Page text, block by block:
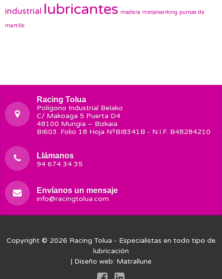
industrial lubricantes madera metalworking puntas de
martillo
Racing Tolua
Polígono Industrial Belako
C/ Makoaga 5 Puerta D4
48100 Mungia – Bizkaia
BI603. Folio 18 Hoja NºBI8341B - N.I.F. B48284210
Llámanos
94 674 34 35
Envíanos un mensaje
info@racingtolua.com
Copyright © 2026 Racing Tolua - Especialistas en todo tipo de
lubricación
| Diseño web: Matrallune